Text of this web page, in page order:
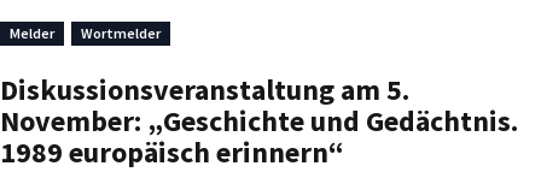
Melder Wortmelder
Diskussionsveranstaltung am 5.
November: „Geschichte und Gedächtnis.
1989 europäisch erinnern“